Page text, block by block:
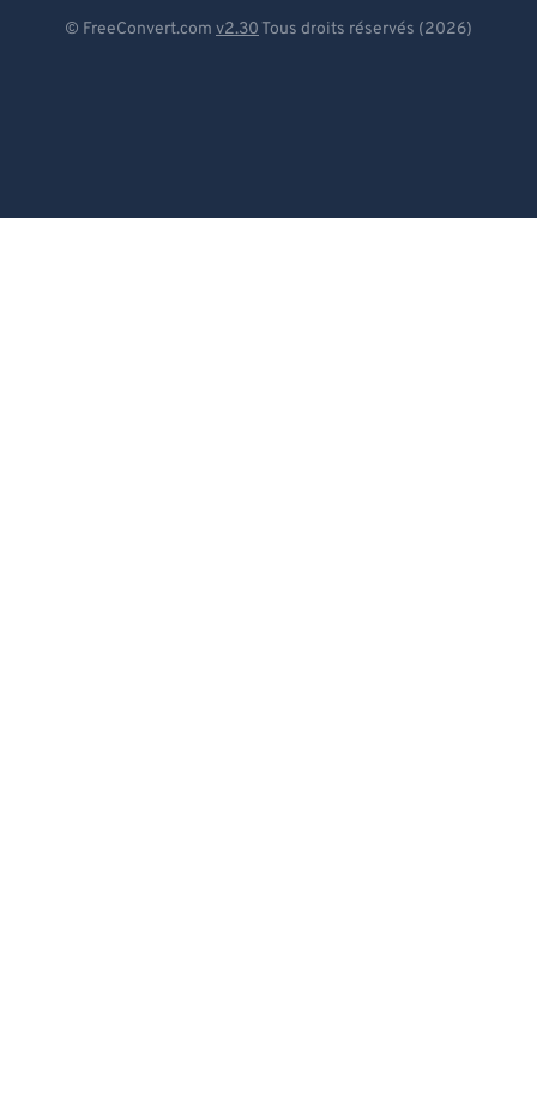
© FreeConvert.com v2.30 Tous droits réservés (2026)